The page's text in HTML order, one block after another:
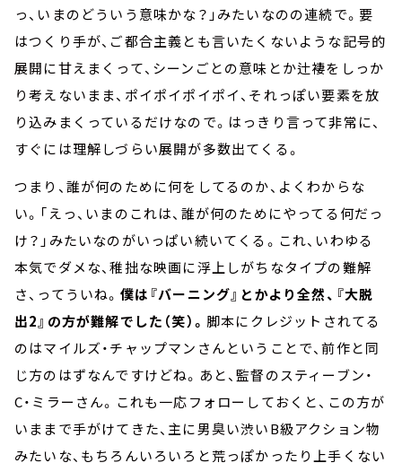
っ、いまのどういう意味かな？」みたいなのの連続で。要
はつくり手が、ご都合主義とも言いたくないような記号的
展開に甘えまくって、シーンごとの意味とか辻褄をしっか
り考えないまま、ポイポイポイポイ、それっぽい要素を放
り込みまくっているだけなので。はっきり言って非常に、
すぐには理解しづらい展開が多数出てくる。
つまり、誰が何のために何をしてるのか、よくわからな
い。「えっ、いまのこれは、誰が何のためにやってる何だっ
け？」みたいなのがいっぱい続いてくる。これ、いわゆる
本気でダメな、稚拙な映画に浮上しがちなタイプの難解
さ、ってういね。 僕は『バーニング』とかより全然、『大脱
出2』の方が難解でした（笑）。 脚本にクレジットされてる
のはマイルズ・チャップマンさんということで、前作と同
じ方のはずなんですけどね。あと、監督のスティーブン・
C・ミラーさん。これも一応フォローしておくと、この方が
いままで手がけてきた、主に男臭い渋いB級アクション物
みたいな、もちろんいろいろと荒っぽかったり上手くない